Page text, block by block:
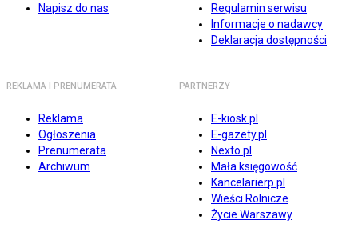
Napisz do nas
Regulamin serwisu
Informacje o nadawcy
Deklaracja dostępności
REKLAMA I PRENUMERATA
Reklama
Ogłoszenia
Prenumerata
Archiwum
PARTNERZY
E-kiosk.pl
E-gazety.pl
Nexto.pl
Mała księgowość
Kancelarierp.pl
Wieści Rolnicze
Życie Warszawy